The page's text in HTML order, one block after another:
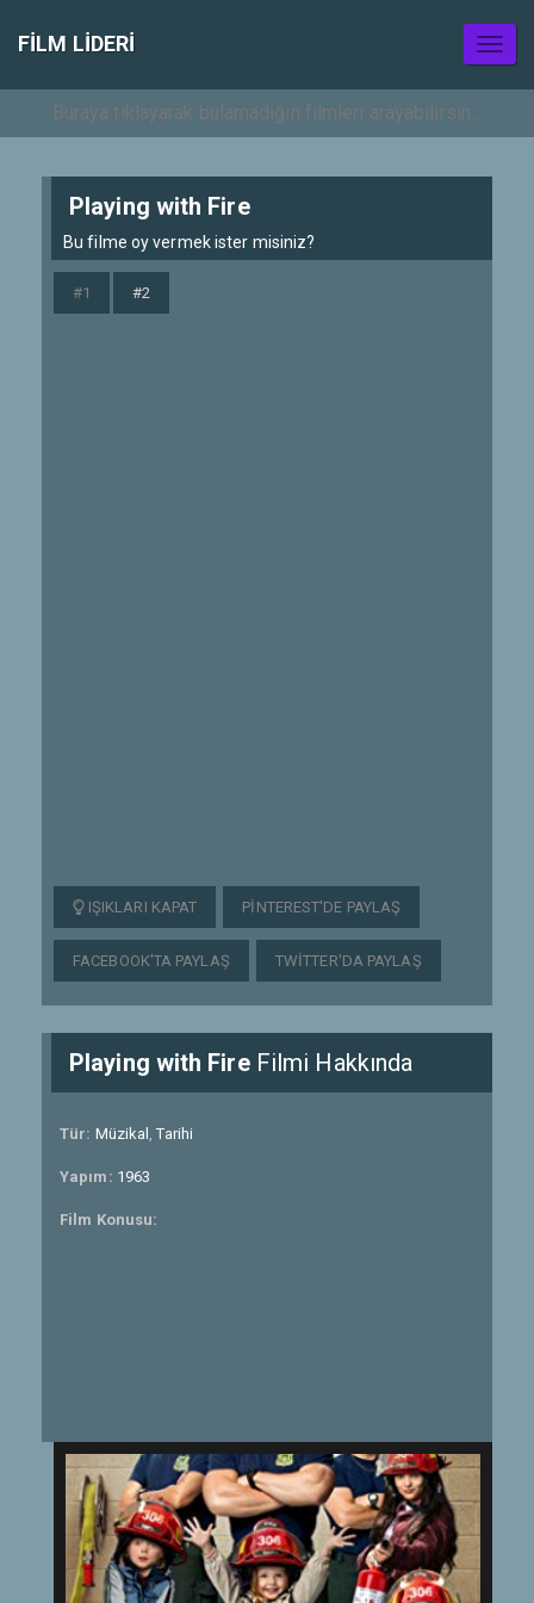
FILM LIDERI
Playing with Fire
Bu filme oy vermek ister misiniz?
#1 #2
IŞIKLARI KAPAT PINTEREST'DE PAYLAŞ
FACEBOOK'TA PAYLAŞ TWITTER'DA PAYLAŞ
Playing with FireFilmi Hakkında
Tür: Müzikal ,Tarihi
Yapım: 1963
Film Konusu: